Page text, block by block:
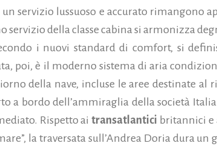
un servizio lussuoso e accurato rimangono
servizio della classe cabina si armonizza
i nuovi standard di comfort, si
poi, è il moderno sistema di aria
della nave, incluse le aree destinate al
a bordo dell’ammiraglia della società Italia
Rispetto aitransatlantici britannici e
la traversata sull’Andrea Doria dura un